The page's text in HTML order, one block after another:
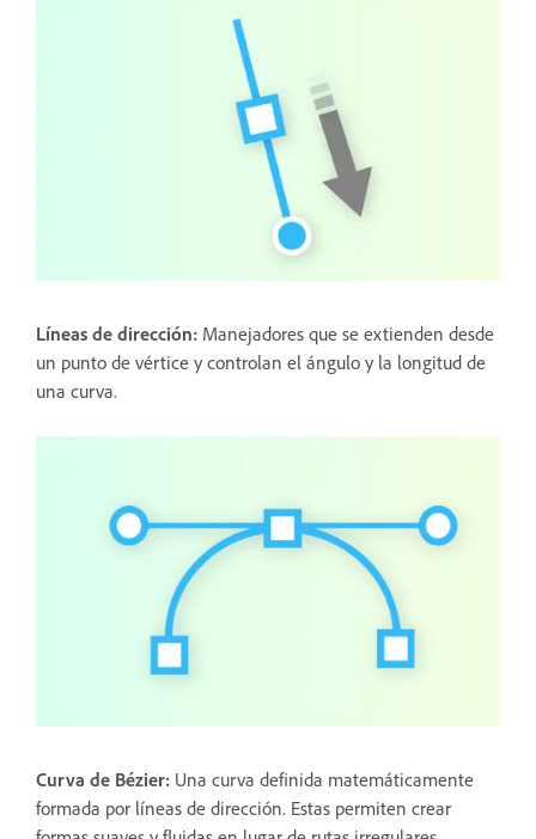
Líneas de dirección: Manejadores que se extienden desde
un punto de vértice y controlan el ángulo y la longitud de
una curva.
Curva de Bézier: Una curva definida matemáticamente
formada por líneas de dirección. Estas permiten crear